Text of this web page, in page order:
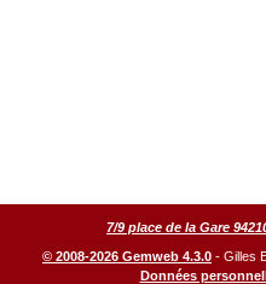
7/9 place de la Gare
© 2008-2026 Gemweb 4.3.0 - Gilles
Données